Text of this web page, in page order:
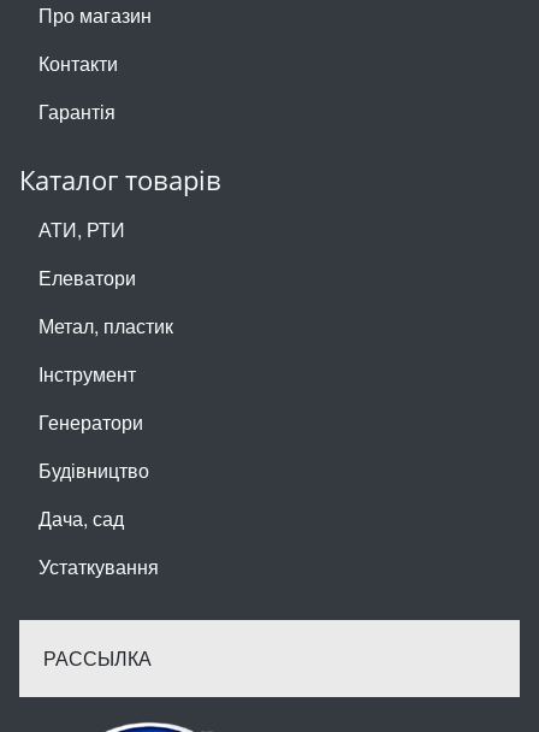
Про магазин
Контакти
Гарантія
Каталог товарів
АТИ, РТИ
Елеватори
Метал, пластик
Інструмент
Генератори
Будівництво
Дача, сад
Устаткування
РАССЫЛКА